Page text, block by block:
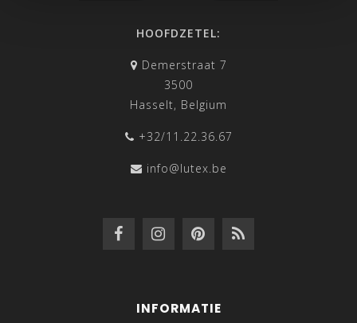
HOOFDZETEL:
Demerstraat 7
3500
Hasselt, Belgium
+32/11.22.36.67
info@lutex.be
INFORMATIE